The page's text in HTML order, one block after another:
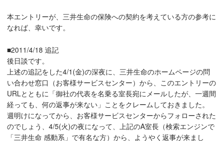
本エントリーが、三井生命の保険への契約を考えている方の参考に
なれば、幸いです。
■2011/4/18 追記
後日談です。
上述の追記をした4/1(金)の深夜に、三井生命のホームページの問
い合わせ窓口（お客様サービスセンター）から、このエントリーの
URLとともに「御社の代表を名乗る室長宛にメールしたが、一週間
経っても、何の返事が来ない」ことをクレームしておきました。
週明けになってから、お客様サービスセンターからフォローされた
のでしょう、4/5(火)の夜になって、上記のA室長（検索エンジンで
「三井生命 感動系」で有名な方）から、ようやく返事が来まし